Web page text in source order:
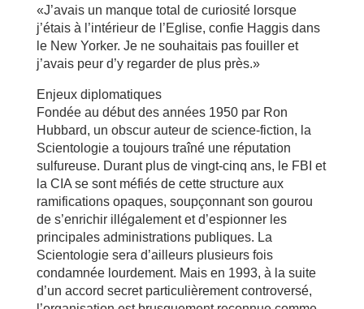
«J’avais un manque total de curiosité lorsque
j’étais à l’intérieur de l’Eglise, confie Haggis dans
le New Yorker. Je ne souhaitais pas fouiller et
j’avais peur d’y regarder de plus près.»
Enjeux diplomatiques
Fondée au début des années 1950 par Ron
Hubbard, un obscur auteur de science-fiction, la
Scientologie a toujours traîné une réputation
sulfureuse. Durant plus de vingt-cinq ans, le FBI et
la CIA se sont méfiés de cette structure aux
ramifications opaques, soupçonnant son gourou
de s’enrichir illégalement et d’espionner les
principales administrations publiques. La
Scientologie sera d’ailleurs plusieurs fois
condamnée lourdement. Mais en 1993, à la suite
d’un accord secret particulièrement controversé,